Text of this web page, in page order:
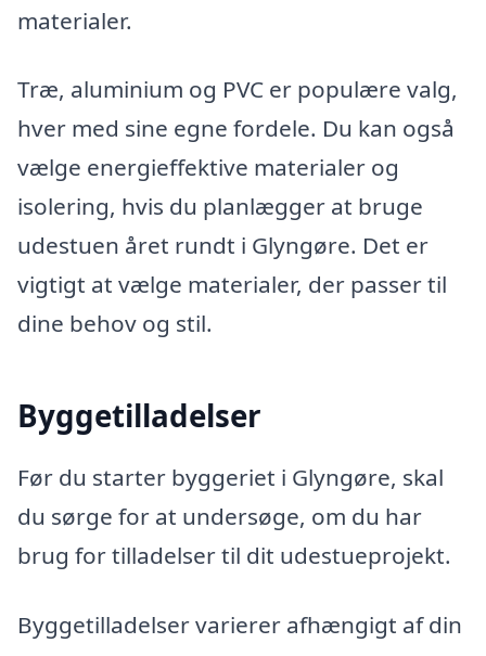
materialer.
Træ, aluminium og PVC er populære valg,
hver med sine egne fordele. Du kan også
vælge energieffektive materialer og
isolering, hvis du planlægger at bruge
udestuen året rundt i Glyngøre. Det er
vigtigt at vælge materialer, der passer til
dine behov og stil.
Byggetilladelser
Før du starter byggeriet i Glyngøre, skal
du sørge for at undersøge, om du har
brug for tilladelser til dit udestueprojekt.
Byggetilladelser varierer afhængigt af din